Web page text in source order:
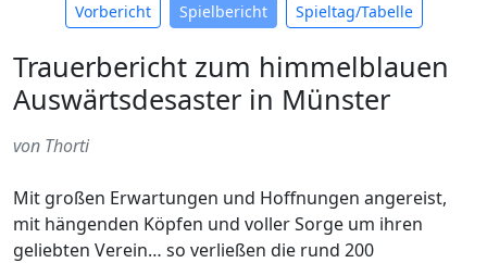
Vorbericht Spielbericht Spieltag/Tabelle
Trauerbericht zum himmelblauen
Auswärtsdesaster in Münster
von Thorti
Mit großen Erwartungen und Hoffnungen angereist,
mit hängenden Köpfen und voller Sorge um ihren
geliebten Verein… so verließen die rund 200